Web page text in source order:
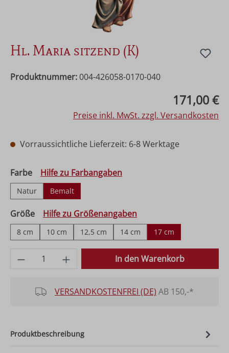
Hl. Maria sitzend (K)
Produktnummer: 004-426058-0170-040
171,00 €
Preise inkl. MwSt. zzgl. Versandkosten
Vorraussichtliche Lieferzeit: 6-8 Werktage
Farbeauswählen
Hilfe zu Farbangaben
Natur Bemalt
Größeauswählen
Hilfe zu Größenangaben
8 cm 10 cm 12,5 cm 14 cm 17 cm
Produkt Anzahl: Gib den gewünschten
In den Warenkorb
VERSANDKOSTENFREI (DE) AB 150,-*
Produktbeschreibung